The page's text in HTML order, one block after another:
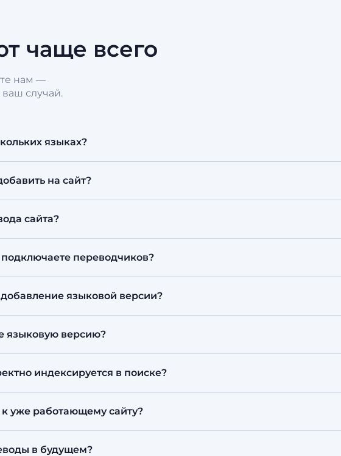
чаще всего
нам —
случай.
языках?
особенно актуально — казахская, русская и часто английская
на сайт?
а также версии с письмом справа налево (арабский, фарси).
сайта?
многоязычная версия сайта.
переводчиков?
языковой версии?
после оценки контента.
языковую версию?
индексируется в поиске?
уже работающему сайту?
в будущем?